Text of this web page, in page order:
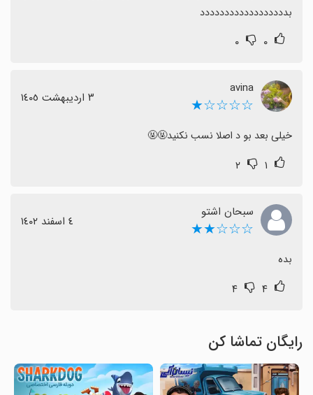
بدددددددددددددددددد
۰ ۰
avina
☆☆☆☆★ ٣ اردیبهشت ١٤٠٥
خیلی بعد بو د اصلا نسب نکنید🤬🤬
۱ ۲
سبحان اشتو
☆☆☆★★ ٤ اسفند ١٤٠٢
بده
۴ ۴
رایگان تماشا کن